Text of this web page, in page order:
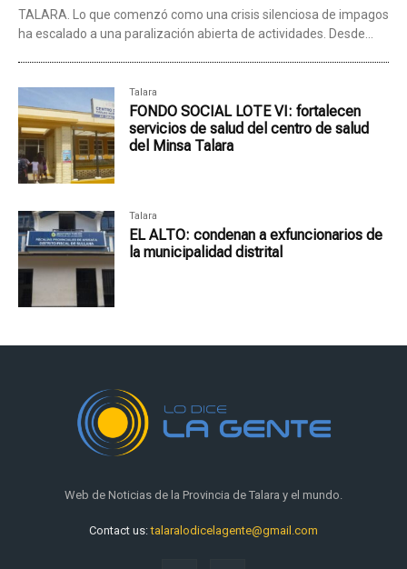
TALARA. Lo que comenzó como una crisis silenciosa de impagos
ha escalado a una paralización abierta de actividades. Desde...
Talara
FONDO SOCIAL LOTE VI: fortalecen
servicios de salud del centro de salud
del Minsa Talara
Talara
EL ALTO: condenan a exfuncionarios de
la municipalidad distrital
Web de Noticias de la Provincia de Talara y el mundo.
Contact us:talaralodicelagente@gmail.com